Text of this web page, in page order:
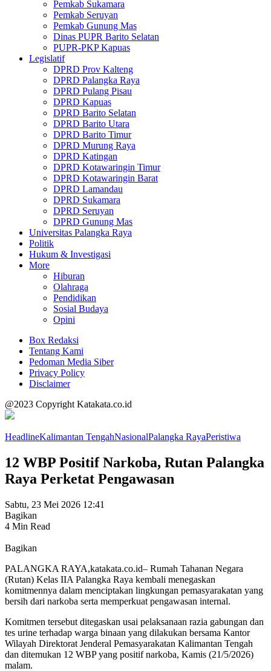
Pemkab Sukamara
Pemkab Seruyan
Pemkab Gunung Mas
Dinas PUPR Barito Selatan
PUPR-PKP Kapuas
Legislatif
DPRD Prov Kalteng
DPRD Palangka Raya
DPRD Pulang Pisau
DPRD Kapuas
DPRD Barito Selatan
DPRD Barito Utara
DPRD Barito Timur
DPRD Murung Raya
DPRD Katingan
DPRD Kotawaringin Timur
DPRD Kotawaringin Barat
DPRD Lamandau
DPRD Sukamara
DPRD Seruyan
DPRD Gunung Mas
Universitas Palangka Raya
Politik
Hukum & Investigasi
More
Hiburan
Olahraga
Pendidikan
Sosial Budaya
Opini
Box Redaksi
Tentang Kami
Pedoman Media Siber
Privacy Policy
Disclaimer
@2023 Copyright Katakata.co.id
HeadlineKalimantan TengahNasionalPalangka RayaPeristiwa
12 WBP Positif Narkoba, Rutan Palangka
Raya Perketat Pengawasan
Sabtu, 23 Mei 2026 12:41
Bagikan
4 Min Read
Bagikan
PALANGKA RAYA,katakata.co.id– Rumah Tahanan Negara
(Rutan) Kelas IIA Palangka Raya kembali menegaskan
komitmennya dalam menciptakan lingkungan pemasyarakatan yang
bersih dari narkoba serta memperkuat pengawasan internal.
Komitmen tersebut ditegaskan usai pelaksanaan razia gabungan dan
tes urine terhadap warga binaan yang dilakukan bersama Kantor
Wilayah Direktorat Jenderal Pemasyarakatan Kalimantan Tengah
dan ditemukan 12 WBP yang positif narkoba, Kamis (21/5/2026)
malam.